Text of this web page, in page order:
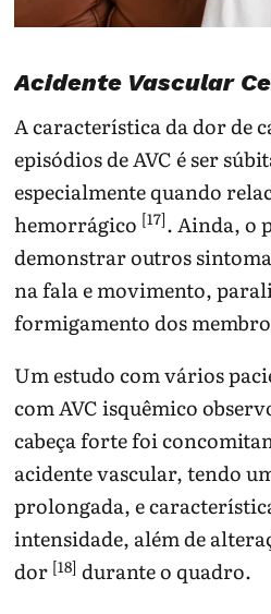
Acidente Vascular
A característica da dor de
episódios de AVC é ser
especialmente quando
hemorrágico [17]. Ainda, o
demonstrar outros
na fala e movimento,
formigamento dos
Um estudo com vários
com AVC isquêmico
cabeça forte foi
acidente vascular, tendo
prolongada, e
intensidade, além de
dor [18] durante o quadro.